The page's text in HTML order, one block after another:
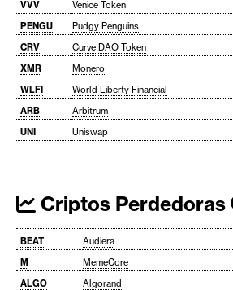
VVV Venice Token
PENGU
Pudgy Penguins
CRV
Curve DAO Token
XMR
Monero
WLFI
World Liberty Financial
ARB
Arbitrum
UNI
Uniswap
Criptos Perdedoras
BEAT Audiera
M
MemeCore
ALGO
Algorand